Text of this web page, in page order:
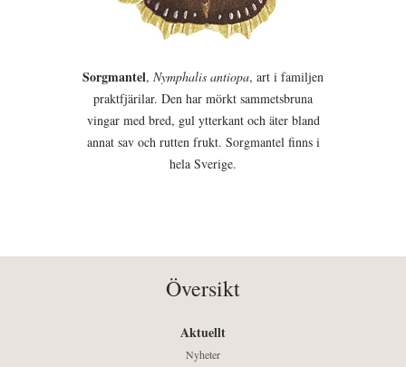
Sorgmantel, Nymphalis antiopa, art i familjen
praktfjärilar. Den har mörkt sammetsbruna
vingar med bred, gul ytterkant och äter bland
annat sav och rutten frukt. Sorgmantel finns i
hela Sverige.
Översikt
Aktuellt
Nyheter